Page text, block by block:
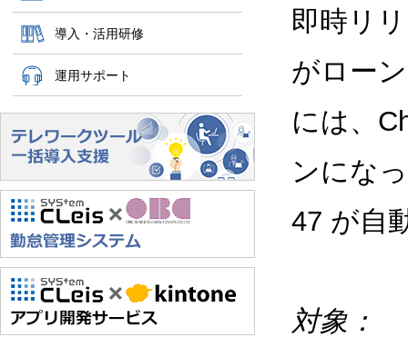
導入・活用研修
運用サポート
即時リ
がロー
には、
ンにな
47 が自
対象：